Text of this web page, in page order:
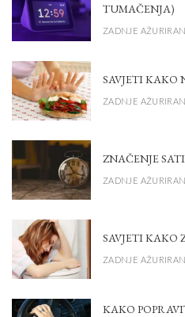
TUMAČENJA)
ZADNJE
SAVJETI KAKO
ZADNJE
ZNAČENJE
ZADNJE
SAVJETI KAKO
ZADNJE
KAKO